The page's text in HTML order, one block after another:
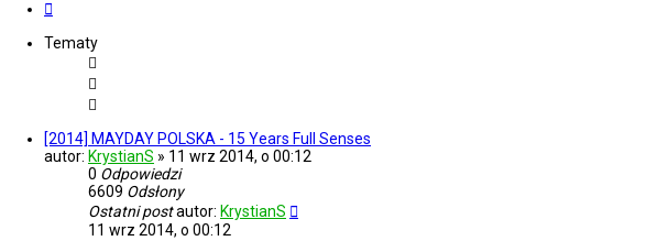
Tematy
[2014] MAYDAY POLSKA - 15 Years Full Senses
autor: KrystianS » 11 wrz 2014, o 00:12
0 Odpowiedzi
6609 Odsłony
Ostatni postautor: KrystianS
11 wrz 2014, o 00:12